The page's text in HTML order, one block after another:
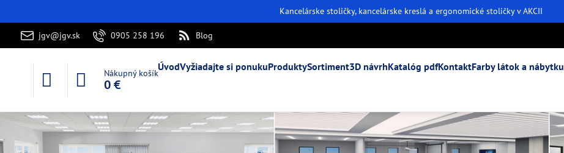
Kancelárske stoličky, kancelárske kreslá a ergonomické stoličky v AKCII
jgv@jgv.sk 0905 258 196 Blog
Nákupný košík
0 €
ÚvodVyžiadajte si ponukuProduktySortiment3D návrhKatalóg pdfKontaktFarby látok a nábytku